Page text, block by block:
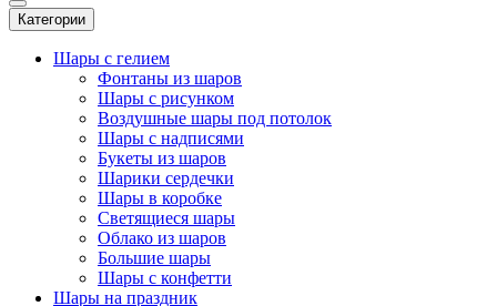
Категории
Шары с гелием
Фонтаны из шаров
Шары с рисунком
Воздушные шары под потолок
Шары с надписями
Букеты из шаров
Шарики сердечки
Шары в коробке
Светящиеся шары
Облако из шаров
Большие шары
Шары с конфетти
Шары на праздник